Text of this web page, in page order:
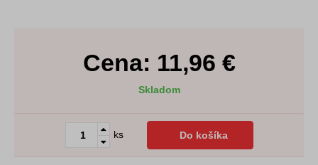
Cena: 11,96 €
Skladom
ks Do košíka